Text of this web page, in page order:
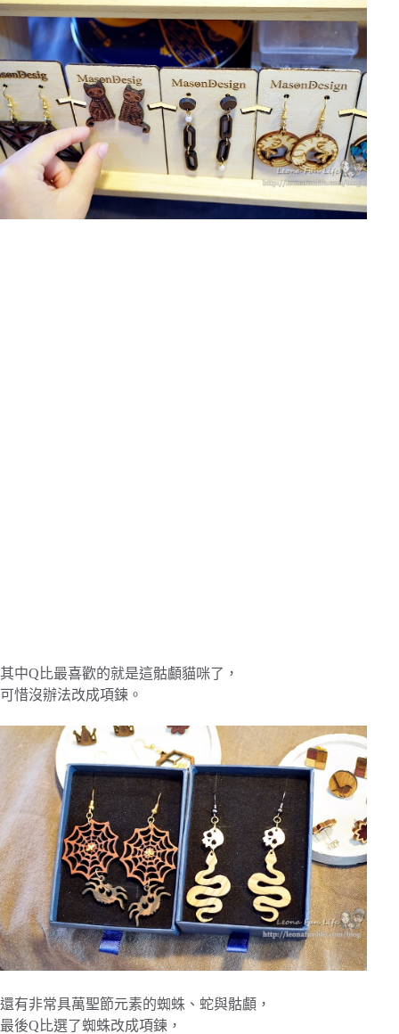
其中Q比最喜歡的就是這骷顱貓咪了，
可惜沒辦法改成項鍊。
還有非常具萬聖節元素的蜘蛛、蛇與骷顱，
最後Q比選了蜘蛛改成項鍊，